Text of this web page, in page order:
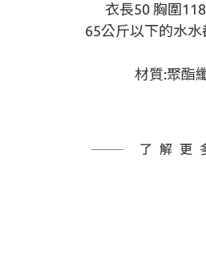
衣長50 胸圍
65公斤以下的水
材質:聚酯
了解更